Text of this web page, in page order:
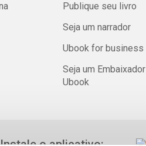
Publique seu livro
Seja um narrador
Ubook for business
Seja um Embaixador
Ubook